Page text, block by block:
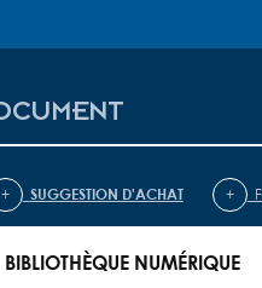
+ SUGGESTION D'ACHAT +
BIBLIOTHÈQUE NUMÉRIQUE